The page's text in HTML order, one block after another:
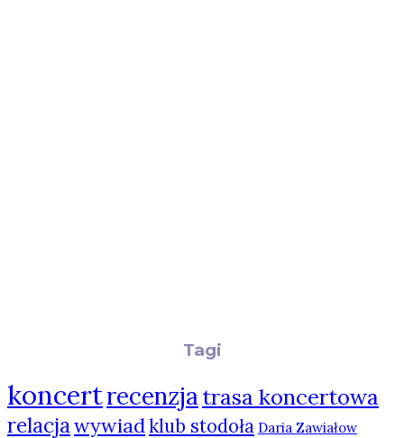
Tagi
koncertrecenzjatrasa koncertowa
relacja wywiadklub stodoła Daria Zawiałow